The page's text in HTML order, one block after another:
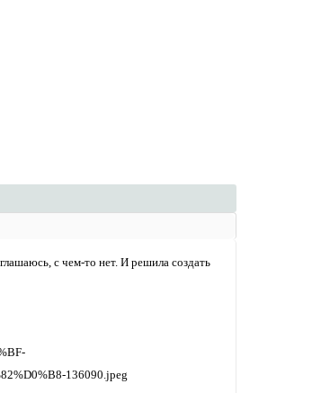
с чем-то нет. И решила создать